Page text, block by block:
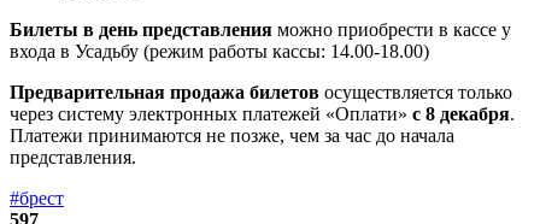
Билеты в день представления можно приобрести в кассе у
входа в Усадьбу (режим работы кассы: 14.00-18.00)
Предварительная продажа билетов осуществляется только
через систему электронных платежей «Оплати» с 8 декабря.
Платежи принимаются не позже, чем за час до начала
представления.
#брест
597